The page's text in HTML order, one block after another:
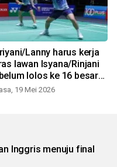
Lanny harus kerja
lawan Isyana/Rinjani
lolos ke 16 besar
Masters
19 Mei 2026
Inggris menuju final